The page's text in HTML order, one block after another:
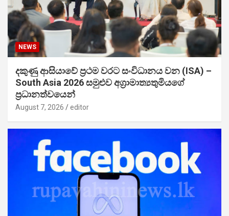
NEWS
දකුණු ආසියාවේ ප්‍රථම වරට සංවිධානය වන (ISA) –
South Asia 2026 සමුළුව අග්‍රාමාත්‍යතුමියගේ
ප්‍රධානත්වයෙන්
August 7, 2026 editor